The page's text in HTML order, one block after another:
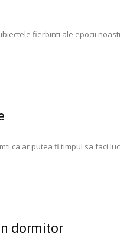
fierbinti ale epocii
ca ar putea fi timpul sa faci
dormitor